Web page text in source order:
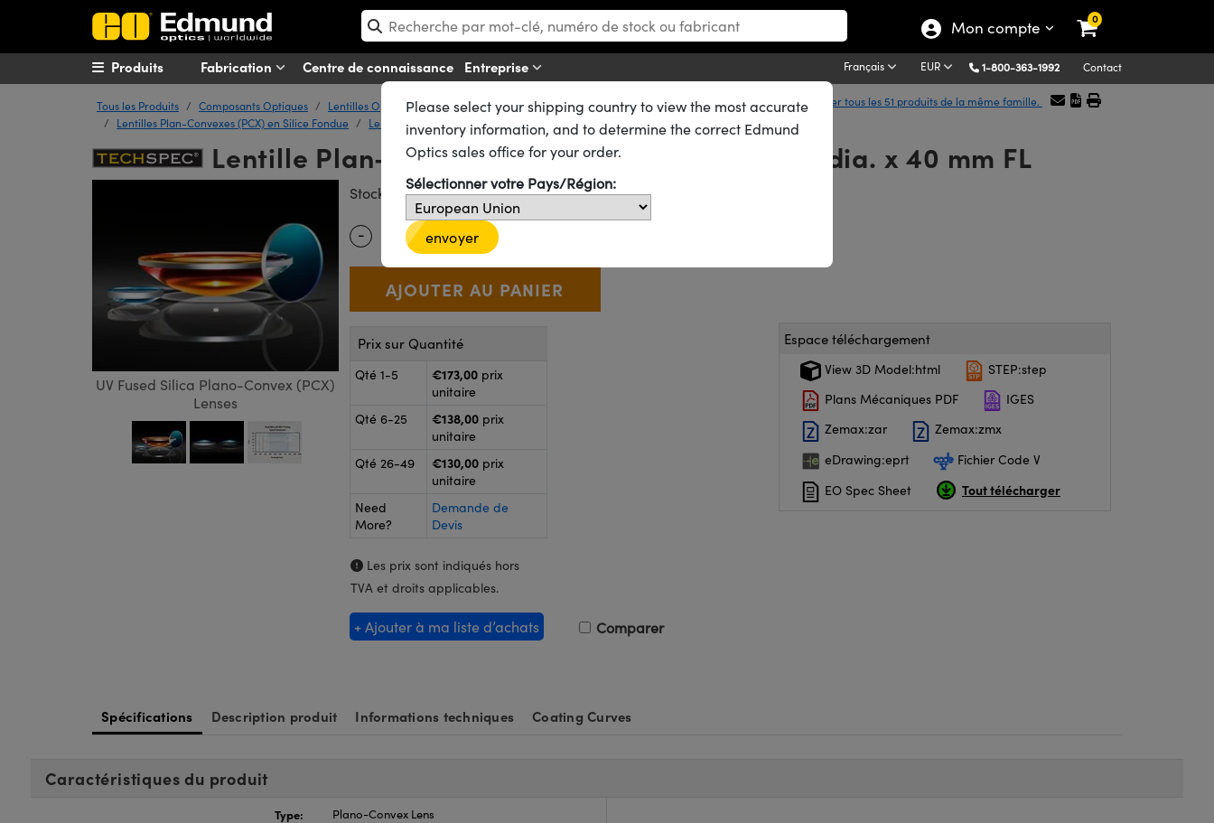
Mon compte 0
Fabrication Centre de connaissance Entreprise Français EUR 1-800-363-1992 Contact
Produits
Tous les Produits Composants Optiques Lentilles Optiques
Lentilles Plan-Convexes (PCX)
Lentilles Plan-Convexes (PCX) en Silice Fondue
Lentilles Plan-Convexes (PCX) en Silice Fondue UV – Traitées NIR-II
Afficher tous les 51 produits de la même famille.
Lentille Plan-Convexe Traitée NIR II, 20 mm de dia. x 40 mm FL
UV Fused Silica Plano-Convex (PCX)
Lenses
Stock #18-161 8 In Stock
Quantity Selector
- Use the plus and minus buttons to adjust the quantity.
+ €173,00
Prix sur Quantité
Qté 1-5 €173,00 prix
unitaire
Qté 6-25
€138,00 prix
unitaire
Qté 26-49
€130,00 prix
unitaire
Need
More?
Demande de
Devis
Les prix sont indiqués hors
TVA et droits applicables.
+ Ajouter à ma liste d’achats Comparer
Espace téléchargement
View 3D Model:html
STEP:step
Plans Mécaniques PDF
IGES
Zemax:zar
Zemax:zmx
eDrawing:eprt
Fichier Code V
EO Spec Sheet
Tout télécharger
Spécifications Description produit Informations techniques Coating Curves
Caractéristiques du produit
Type: Plano-Convex Lens
Please select your shipping country to view the most accurate
inventory information, and to determine the correct Edmund
Optics sales office for your order.
Sélectionner votre Pays/Région:
envoyer